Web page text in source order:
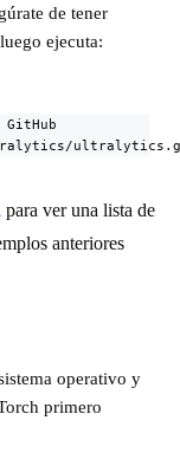
de tener
ejecuta:
para ver una lista de
anteriores
operativo y
primero